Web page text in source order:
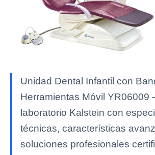
Unidad Dental Infantil con
Herramientas Móvil
laboratorio Kalstein con
técnicas, características
soluciones profesionales